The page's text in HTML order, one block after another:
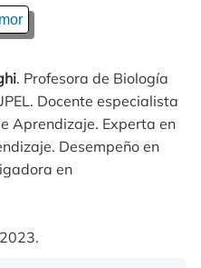
. Profesora de Biología
Docente especialista
Aprendizaje. Experta en
Desempeño en
en